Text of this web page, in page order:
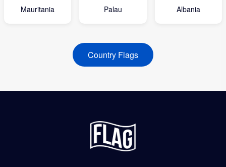
Mauritania Palau Albania
Country Flags